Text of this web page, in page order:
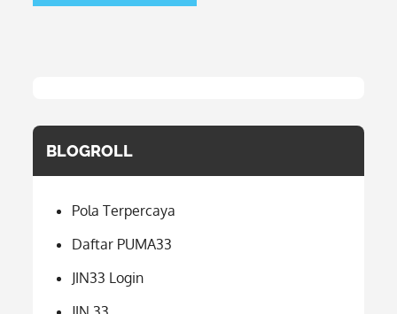
BLOGROLL
Pola Terpercaya
Daftar PUMA33
JIN33 Login